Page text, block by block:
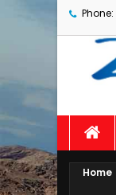
Phone:
Home